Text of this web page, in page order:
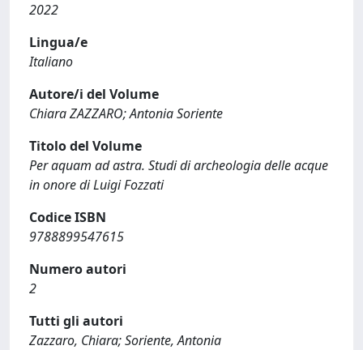
2022
Lingua/e
Italiano
Autore/i del Volume
Chiara ZAZZARO; Antonia Soriente
Titolo del Volume
Per aquam ad astra. Studi di archeologia delle acque
in onore di Luigi Fozzati
Codice ISBN
9788899547615
Numero autori
2
Tutti gli autori
Zazzaro, Chiara; Soriente, Antonia